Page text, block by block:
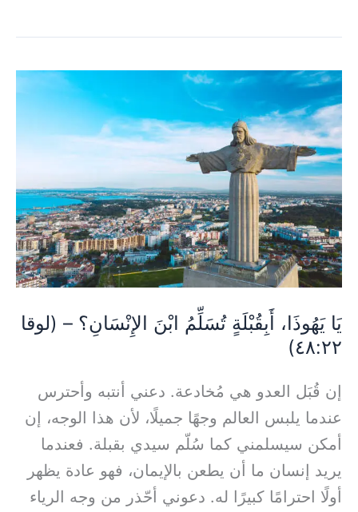
يَا يَهُوذَا، أَبِقُبْلَةٍ تُسَلِّمُ ابْنَ الإِنْسَانِ؟ – (لوقا
٤٨:٢٢)
إن قُبَل العدو هي مُخادعة. دعني أنتبه وأحترس
عندما يلبس العالم وجهًا جميلًا، لأن هذا الوجه، إن
أمكن سيسلمني كما سُلّم سيدي بقبلة. فعندما
يريد إنسان ما أن يطعن بالإيمان، فهو عادة يظهر
أولًا احترامًا كبيرًا له. دعوني أحّذر من وجه الرياء
يَا
يَهُوذَا،
أَبِقُبْلَةٍ
تُسَلِّمُ
ابْنَ
الإِنْسَانِ؟
(لوقا
٤٨:٢٢)